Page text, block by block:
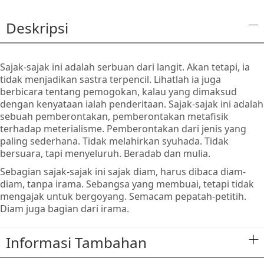
daun
makrifat
Deskripsi
Sajak-sajak ini adalah serbuan dari langit. Akan tetapi, ia
tidak menjadikan sastra terpencil. Lihatlah ia juga
berbicara tentang pemogokan, kalau yang dimaksud
dengan kenyataan ialah penderitaan. Sajak-sajak ini adalah
sebuah pemberontakan, pemberontakan metafisik
terhadap meterialisme. Pemberontakan dari jenis yang
paling sederhana. Tidak melahirkan syuhada. Tidak
bersuara, tapi menyeluruh. Beradab dan mulia.
Sebagian sajak-sajak ini sajak diam, harus dibaca diam-
diam, tanpa irama. Sebangsa yang membuai, tetapi tidak
mengajak untuk bergoyang. Semacam pepatah-petitih.
Diam juga bagian dari irama.
Informasi Tambahan